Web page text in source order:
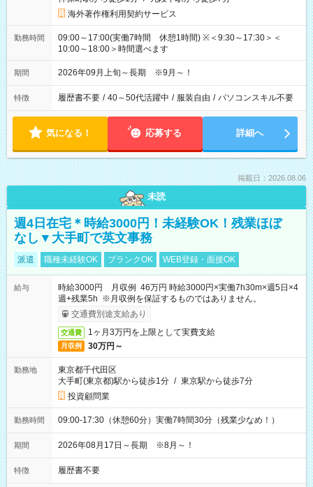
海外著作権利用契約サービス
勤務時間
09:00～17:00(実働7時間 休憩1時間) ※＜9:30～17:30＞＜
10:00～18:00＞時間選べます
期間 2026年09月上旬～長期 ※9月～！
特徴 履歴書不要 / 40～50代活躍中 / 服装自由 / パソコンスキル不要
気になる！ 応募する 詳細へ
掲載日：2026.08.06
未読
週4日在宅＊時給3000円！未経験OK！残業ほぼ
なし▼大手町で英文事務
派遣 職種未経験OK ブランクOK WEB登録・面接OK
給与
時給3000円 月収例 46万円 時給3000円×実働7h30m×週5日×4
週+残業5h ※月収例を保証するものではありません。
交通費別途支給あり
交通費 1ヶ月3万円を上限として実費支給
月収例 30万円～
勤務地
東京都千代田区
大手町(東京都)駅から徒歩1分 / 東京駅から徒歩7分
投資顧問業
勤務時間 09:00-17:30（休憩60分）実働7時間30分（残業少なめ！）
期間 2026年08月17日～長期 ※8月～！
特徴 履歴書不要